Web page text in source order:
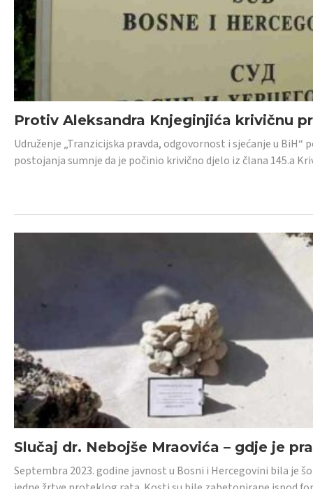
Protiv Aleksandra Knjeginjića krivičnu
Udruženje „Tranzicijska pravda, odgovornost i sjećanje u
postojanja sumnje da je počinio krivično djelo iz člana 145.a
Slučaj dr. Nebojše Mraovića – gdje je
Septembra 2023. godine javnost u Bosni i Hercegovini bila je